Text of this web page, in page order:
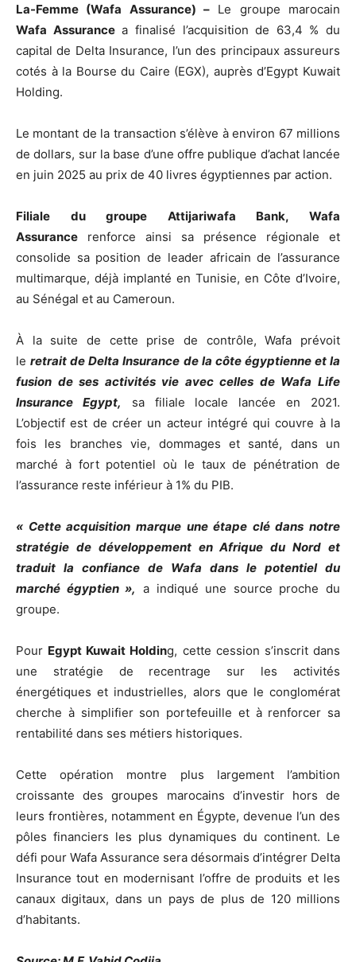
La-Femme (Wafa Assurance) – Le groupe marocain
Wafa Assurancea finalisé l’acquisition de 63,4 % du
capital de Delta Insurance, l’un des principaux assureurs
cotés à la Bourse du Caire (EGX), auprès d’Egypt Kuwait
Holding.
Le montant de la transaction s’élève à environ 67 millions
de dollars, sur la base d’une offre publique d’achat lancée
en juin 2025 au prix de 40 livres égyptiennes par action.
Filiale du groupe Attijariwafa Bank, Wafa
Assurance renforce ainsi sa présence régionale et
consolide sa position de leader africain de l’assurance
multimarque, déjà implanté en Tunisie, en Côte d’Ivoire,
au Sénégal et au Cameroun.
À la suite de cette prise de contrôle, Wafa prévoit
leretrait de Delta Insurance de la côte égyptienne et la
fusion de ses activités vie avec celles de Wafa Life
Insurance Egypt, sa filiale locale lancée en 2021.
L’objectif est de créer un acteur intégré qui couvre à la
fois les branches vie, dommages et santé, dans un
marché à fort potentiel où le taux de pénétration de
l’assurance reste inférieur à 1% du PIB.
« Cette acquisition marque une étape clé dans notre
stratégie de développement en Afrique du Nord et
traduit la confiance de Wafa dans le potentiel du
marché égyptien », a indiqué une source proche du
groupe.
Pour Egypt Kuwait Holding, cette cession s’inscrit dans
une stratégie de recentrage sur les activités
énergétiques et industrielles, alors que le conglomérat
cherche à simplifier son portefeuille et à renforcer sa
rentabilité dans ses métiers historiques.
Cette opération montre plus largement l’ambition
croissante des groupes marocains d’investir hors de
leurs frontières, notamment en Égypte, devenue l’un des
pôles financiers les plus dynamiques du continent. Le
défi pour Wafa Assurance sera désormais d’intégrer Delta
Insurance tout en modernisant l’offre de produits et les
canaux digitaux, dans un pays de plus de 120 millions
d’habitants.